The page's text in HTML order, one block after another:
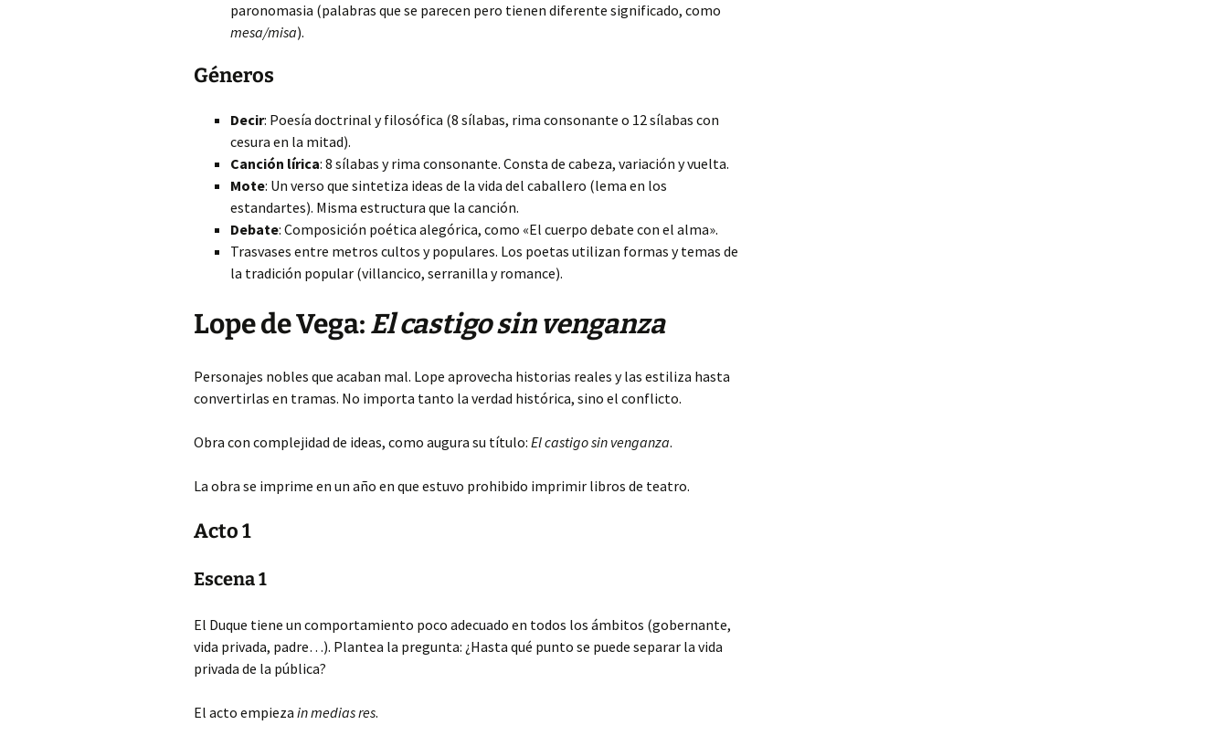
paronomasia (palabras que se parecen pero tienen diferente significado, como
mesa/misa).
Géneros
Decir: Poesía doctrinal y filosófica (8 sílabas, rima consonante o 12 sílabas con
cesura en la mitad).
Canción lírica: 8 sílabas y rima consonante. Consta de cabeza, variación y vuelta.
Mote: Un verso que sintetiza ideas de la vida del caballero (lema en los
estandartes). Misma estructura que la canción.
Debate: Composición poética alegórica, como «El cuerpo debate con el alma».
Trasvases entre metros cultos y populares. Los poetas utilizan formas y temas de
la tradición popular (villancico, serranilla y romance).
Lope de Vega:El castigo sin venganza
Personajes nobles que acaban mal. Lope aprovecha historias reales y las estiliza hasta
convertirlas en tramas. No importa tanto la verdad histórica, sino el conflicto.
Obra con complejidad de ideas, como augura su título: El castigo sin venganza.
La obra se imprime en un año en que estuvo prohibido imprimir libros de teatro.
Acto 1
Escena 1
El Duque tiene un comportamiento poco adecuado en todos los ámbitos (gobernante,
vida privada, padre…). Plantea la pregunta: ¿Hasta qué punto se puede separar la vida
privada de la pública?
El acto empieza in medias res.